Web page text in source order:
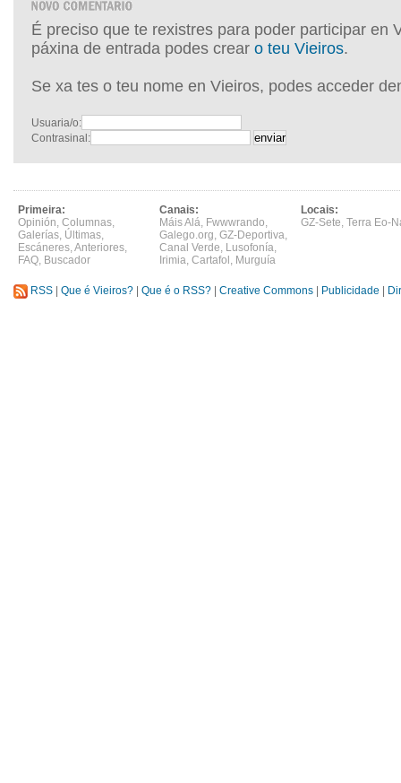
É preciso que te rexistres para poder participar en
páxina de entrada podes crear o teu Vieiros.
Se xa tes o teu nome en Vieiros, podes acceder
Usuaria/o:
Contrasinal:
Primeira:
Opinión, Columnas,
Galerías, Últimas,
Escáneres,Anteriores,
FAQ, Buscador
Canais:
Máis Alá, Fwwwrando,
Galego.org, GZ-Deportiva,
Canal Verde, Lusofonía,
Irimia, Cartafol , Murguía
Locais:
GZ-Sete, Terra Eo-
RSS Que é Vieiros? Que é o RSS? Creative Commons Publicidade